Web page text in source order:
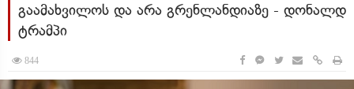
გაამახვილოს და არა გრენლანდიაზე - დონალდ
ტრამპი
844